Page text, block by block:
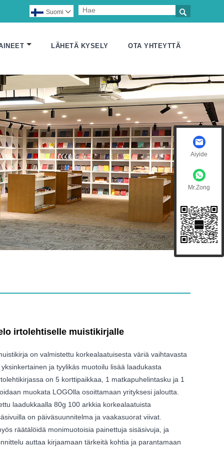

Suomi 
LÄHETÄ KYSELY OTA YHTEYTTÄ
irtolehtiselle muistikirjalle
on valmistettu korkealaatuisesta väriä vaihtavasta
ja tyylikäs muotoilu lisää laadukasta
on 5 korttipaikkaa, 1 matkapuhelintasku ja 1
muokata LOGOlla osoittamaan yrityksesi jaloutta.
laadukkaalla 80g 100 arkkia korkealaatuista
on päiväsuunnitelma ja vaakasuorat viivat.
räätälöidä monimuotoisia painettuja sisäsivuja, ja
auttaa kirjaamaan tärkeitä kohtia ja parantamaan
Aiyide
Mr.Zong